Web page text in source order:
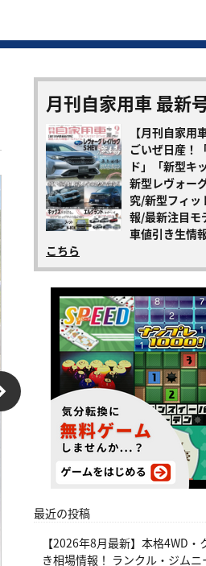
月刊自家用車 最新
【月刊自家用
ごいぜ日産！
ド」「新型キ
新型レヴォー
究/新型フィッ
報/最新注目モ
車値引き生情
こちら
最近の投稿
【2026年8月最新】本格4WD・
き相場情報！ ランクル・ジム